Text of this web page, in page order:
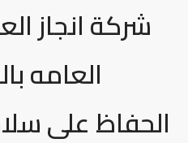
شركة انجاز
العامه
الحفاظ على